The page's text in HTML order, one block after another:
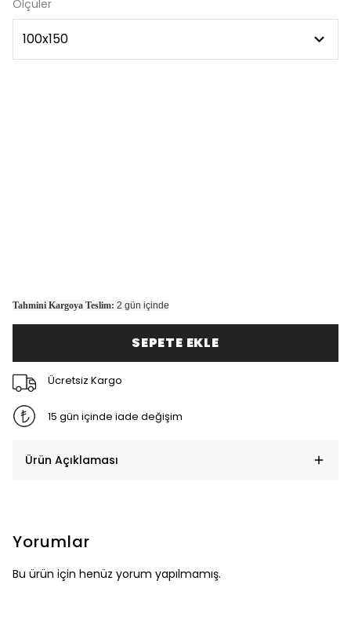
Ölçüler
Tahmini Kargoya Teslim: 2 gün içinde
SEPETE EKLE
Ücretsiz Kargo
15 gün içinde iade değişim
Ürün Açıklaması
Yorumlar
Bu ürün için henüz yorum yapılmamış.